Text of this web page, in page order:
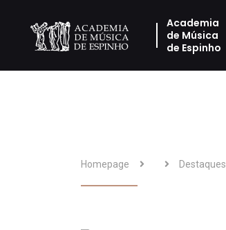
Academia
de Música
de Espinho
Homepage Destaques